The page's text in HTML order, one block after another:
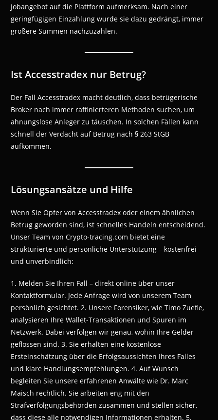
Jobangebot auf die Plattform aufmerksam. Nach einer
geringfügigen Einzahlung wurde sie dazu gedrängt, immer
größere Summen nachzuzahlen.
Ist Accesstradex nur Betrug?
Der Fall Accesstradex macht deutlich, dass betrügerische
Broker nach immer raffinierteren Methoden suchen, um
ahnungslose Anleger zu täuschen. In solchen Fällen kann
schnell der Verdacht auf Betrug nach § 263 StGB
aufkommen.
Lösungsansätze und Hilfe
Wenn Sie Opfer von Accesstradex oder einem ähnlichen
Betrug geworden sind, ist schnelles Handeln entscheidend.
Unser Team von Crypto-tracing.com bietet eine
strukturierte und persönliche Unterstützung – kostenfrei
und unverbindlich:
1. Melden Sie Ihren Fall – direkt online über unser
Kontaktformular. Jede Anfrage wird von unserem Team
persönlich gesichtet. 2. Unsere Forensiker, wie Timo Zuefle,
analysieren Ihre Wallet-Transaktionen und Spuren im
Netzwerk. Dabei verfolgen wir genau, wohin Ihre Gelder
geflossen sind. 3. Sie erhalten eine kostenlose
Ersteinschätzung über die Erfolgsaussichten Ihres Falles
und klare Handlungsempfehlungen. 4. Auf Wunsch
begleiten Sie unsere erfahrenen Anwälte wie Dr. Marc
Maisch rechtlich. Sie arbeiten eng mit den
Strafverfolgungsbehörden zusammen und stellen sicher,
dass diese alle notwendigen Informationen erhalten. 5.